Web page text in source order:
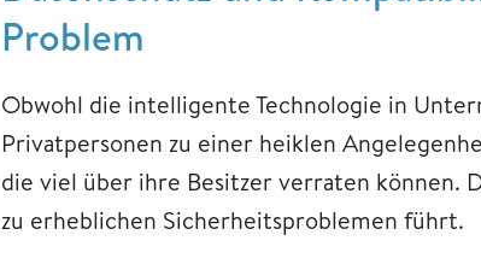
Problem
Obwohl die intelligente Technologie in
Privatpersonen zu einer heiklen
die viel über ihre Besitzer verraten können.
zu erheblichen Sicherheitsproblemen führt.